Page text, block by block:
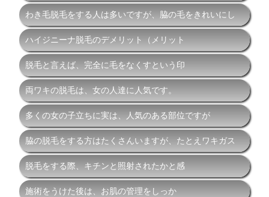
わき毛脱毛をする人は多いですが、脇の毛をきれいにし
ハイジニーナ脱毛のデメリット（メリット
脱毛と言えば、完全に毛をなくすという印
両ワキの脱毛は、女の人達に人気です。
多くの女の子立ちに実は、人気のある部位ですが
脇の脱毛をする方はたくさんいますが、たとえワキガス
脱毛をする際、キチンと照射されたかと感
施術をうけた後は、お肌の管理をしっか